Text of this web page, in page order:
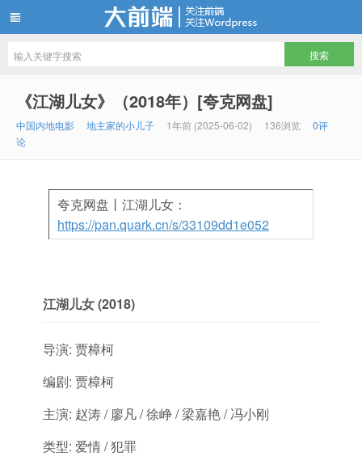
《江湖儿女》（2018年）[夸克网盘]
中国内地电影 地主家的小儿子 1年前 (2025-06-02) 136浏览
0评
论
夸克网盘丨江湖儿女：
https://pan.quark.cn/s/33109dd1e052
江湖儿女 (2018)
导演: 贾樟柯
编剧: 贾樟柯
主演: 赵涛 / 廖凡 / 徐峥 / 梁嘉艳 / 冯小刚
类型: 爱情 / 犯罪